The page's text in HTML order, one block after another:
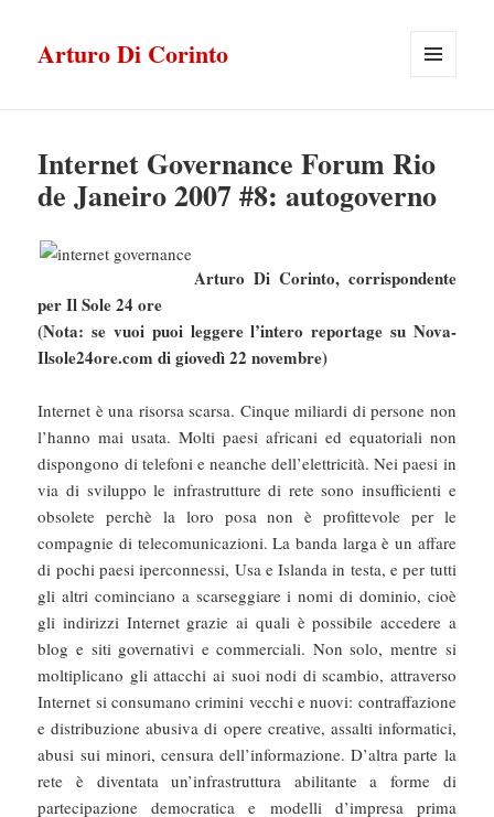
Arturo Di Corinto
Internet Governance Forum Rio
de Janeiro 2007 #8: autogoverno
Arturo Di Corinto, corrispondente
per Il Sole 24 ore
(Nota: se vuoi puoi leggere l’intero reportage su Nova-
Ilsole24ore.com di giovedì 22 novembre)
Internet è una risorsa scarsa. Cinque miliardi di persone non
l’hanno mai usata. Molti paesi africani ed equatoriali non
dispongono di telefoni e neanche dell’elettricità. Nei paesi in
via di sviluppo le infrastrutture di rete sono insufficienti e
obsolete perchè la loro posa non è profittevole per le
compagnie di telecomunicazioni. La banda larga è un affare
di pochi paesi iperconnessi, Usa e Islanda in testa, e per tutti
gli altri cominciano a scarseggiare i nomi di dominio, cioè
gli indirizzi Internet grazie ai quali è possibile accedere a
blog e siti governativi e commerciali. Non solo, mentre si
moltiplicano gli attacchi ai suoi nodi di scambio, attraverso
Internet si consumano crimini vecchi e nuovi: contraffazione
e distribuzione abusiva di opere creative, assalti informatici,
abusi sui minori, censura dell’informazione. D’altra parte la
rete è diventata un’infrastruttura abilitante a forme di
partecipazione democratica e modelli d’impresa prima